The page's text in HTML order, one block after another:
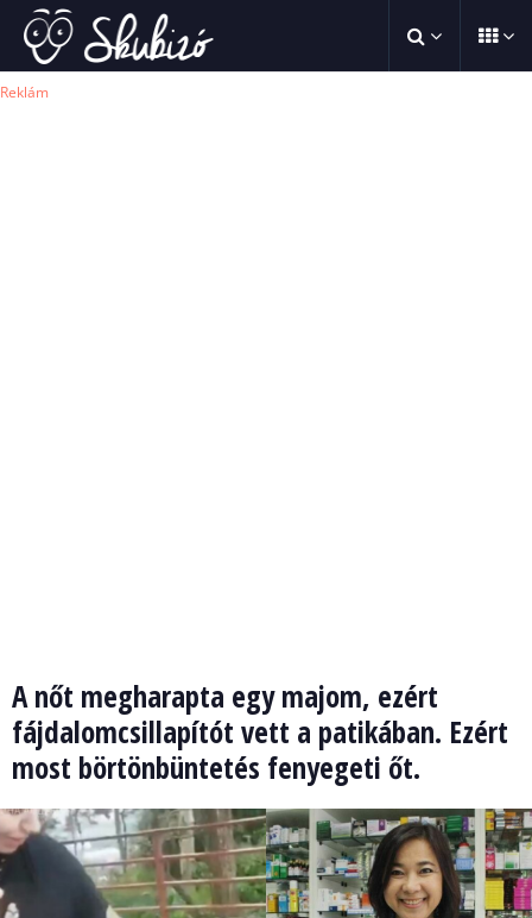
Reklám
A nőt megharapta egy majom, ezért
fájdalomcsillapítót vett a patikában. Ezért
most börtönbüntetés fenyegeti őt.